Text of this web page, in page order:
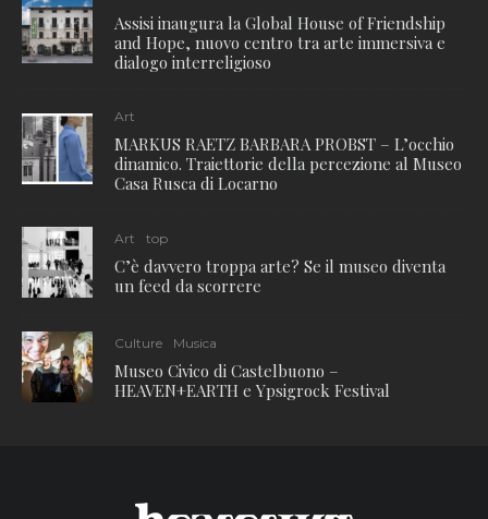
Assisi inaugura la Global House of Friendship
and Hope, nuovo centro tra arte immersiva e
dialogo interreligioso
Art
MARKUS RAETZ BARBARA PROBST – L’occhio
dinamico. Traiettorie della percezione al Museo
Casa Rusca di Locarno
Art top
C’è davvero troppa arte? Se il museo diventa
un feed da scorrere
Culture Musica
Museo Civico di Castelbuono –
HEAVEN+EARTH e Ypsigrock Festival